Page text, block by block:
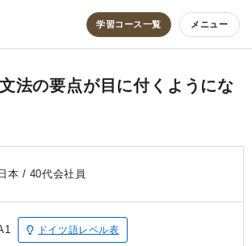
学習コース一覧 メニュー
文法の要点が目に付くようにな
日本 40代会社員
ドイツ語レベル表